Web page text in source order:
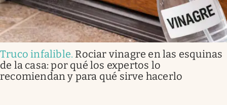
Truco infalible. Rociar vinagre en las esquinas
de la casa: por qué los expertos lo
recomiendan y para qué sirve hacerlo